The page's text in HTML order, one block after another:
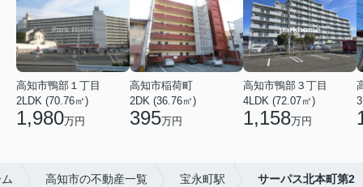
高知市鴨部１丁目
2LDK (70.76㎡)
1,980万円
高知市稲荷町
2DK (36.76㎡)
395万円
高知市鴨部３丁目
4LDK (72.07㎡)
1,158万円
高知市の不動産一覧 宝永町駅 サーパス北本町第2